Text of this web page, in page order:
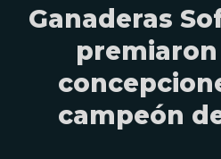
Ganaderas
campeón